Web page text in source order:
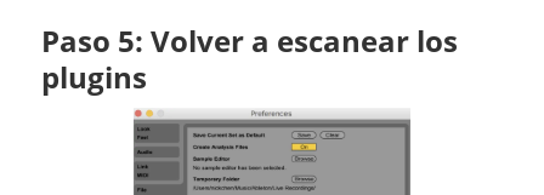
Paso 5: Volver a escanear los
plugins